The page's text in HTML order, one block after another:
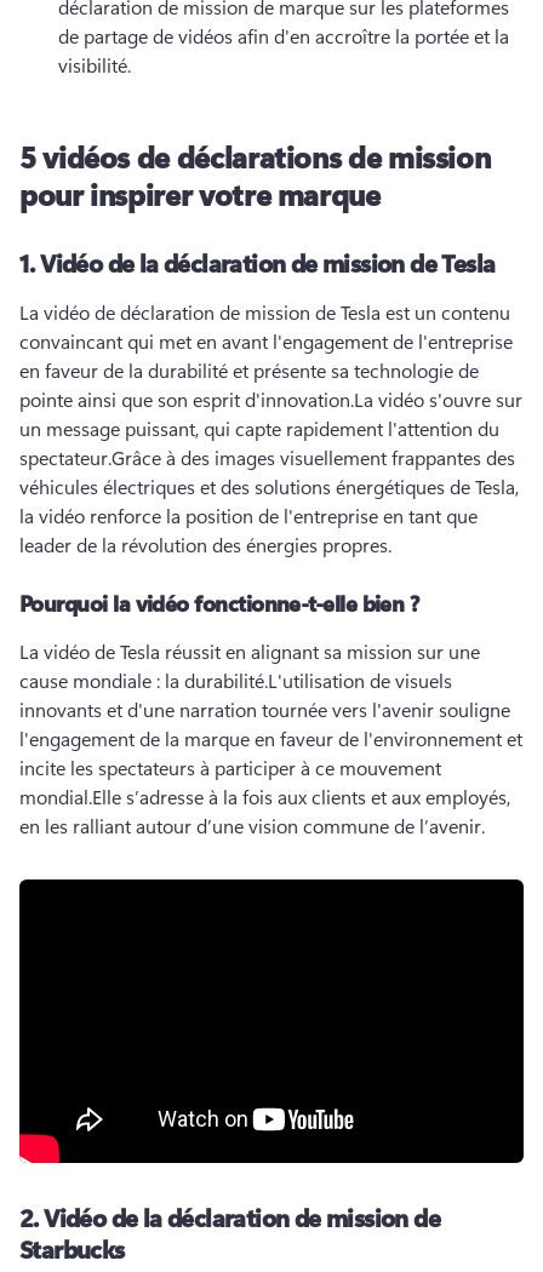
déclaration de mission de marque sur les plateformes
de partage de vidéos afin d'en accroître la portée et la
visibilité.
5 vidéos de déclarations de mission
pour inspirer votre marque
1.Vidéo de la déclaration de mission de Tesla
La vidéo de déclaration de mission de Tesla est un contenu
convaincant qui met en avant l'engagement de l'entreprise
en faveur de la durabilité et présente sa technologie de
pointe ainsi que son esprit d'innovation.La vidéo s'ouvre sur
un message puissant, qui capte rapidement l'attention du
spectateur.Grâce à des images visuellement frappantes des
véhicules électriques et des solutions énergétiques de Tesla,
la vidéo renforce la position de l'entreprise en tant que
leader de la révolution des énergies propres.
Pourquoi la vidéo fonctionne-t-elle bien ?
La vidéo de Tesla réussit en alignant sa mission sur une
cause mondiale : la durabilité.L'utilisation de visuels
innovants et d'une narration tournée vers l'avenir souligne
l'engagement de la marque en faveur de l'environnement et
incite les spectateurs à participer à ce mouvement
mondial.Elle s’adresse à la fois aux clients et aux employés,
en les ralliant autour d’une vision commune de l’avenir.
2.Vidéo de la déclaration de mission de
Starbucks